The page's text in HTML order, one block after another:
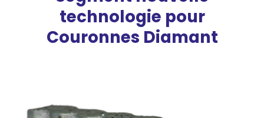
technologie pour
Couronnes Diamant